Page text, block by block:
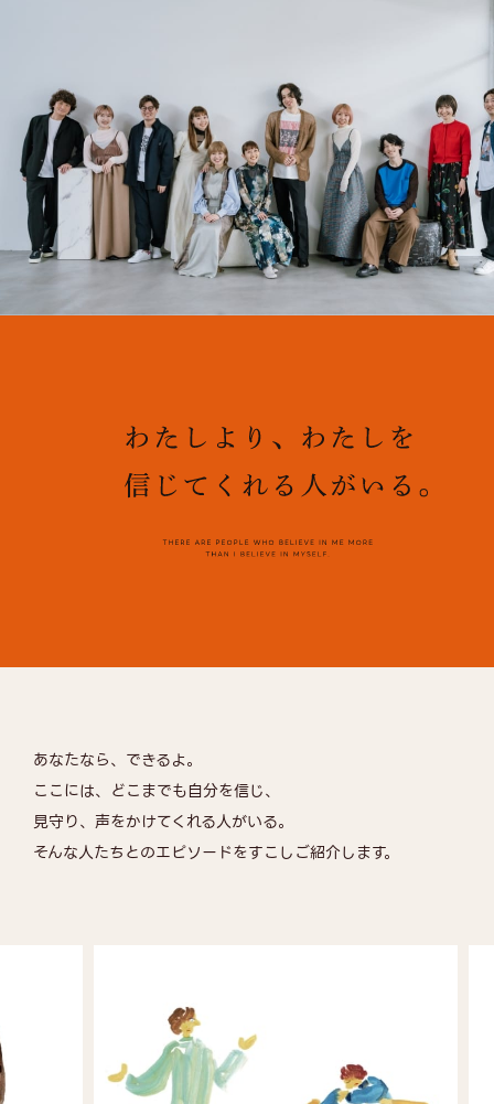
あなたなら、できるよ。
ここには、どこまでも自分を信じ、
見守り、声をかけてくれる人がいる。
そんな人たちとのエピソードをすこしご紹介します。